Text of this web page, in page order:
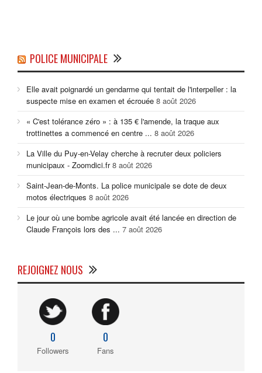
POLICE MUNICIPALE
Elle avait poignardé un gendarme qui tentait de l'interpeller : la
suspecte mise en examen et écrouée 8 août 2026
« C'est tolérance zéro » : à 135 € l'amende, la traque aux
trottinettes a commencé en centre ... 8 août 2026
La Ville du Puy-en-Velay cherche à recruter deux policiers
municipaux - Zoomdici.fr 8 août 2026
Saint-Jean-de-Monts. La police municipale se dote de deux
motos électriques 8 août 2026
Le jour où une bombe agricole avait été lancée en direction de
Claude François lors des ... 7 août 2026
REJOIGNEZ NOUS
0
Followers
0
Fans